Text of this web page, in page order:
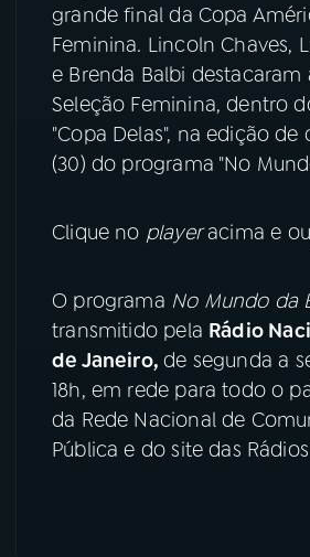
YouTube
Instagram
TikTok
grande final da Copa
Feminina. Lincoln Chaves,
e Brenda Balbi destacaram
Seleção Feminina, dentro
"Copa Delas", na edição de
(30) do programa "No
Clique no playeracima e
O programa No Mundo da
transmitido pela Rádio
de Janeiro,de segunda a
18h, em rede para todo o
da Rede Nacional de
Pública e do site das Rádios